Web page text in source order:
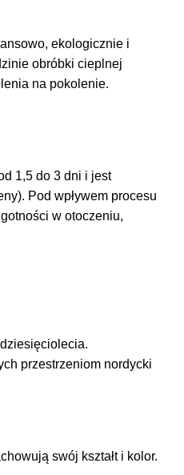
ekologicznie i
obróbki cieplnej
na pokolenie.
1,5 do 3 dni i jest
Pod wpływem procesu
w otoczeniu,
przestrzeniom nordycki
swój kształt i kolor.